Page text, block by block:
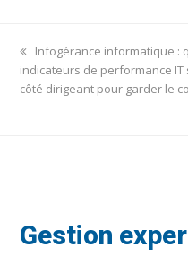
previous
post:
Infogérance informatique :
indicateurs de performance IT
côté dirigeant pour garder le
Gestion